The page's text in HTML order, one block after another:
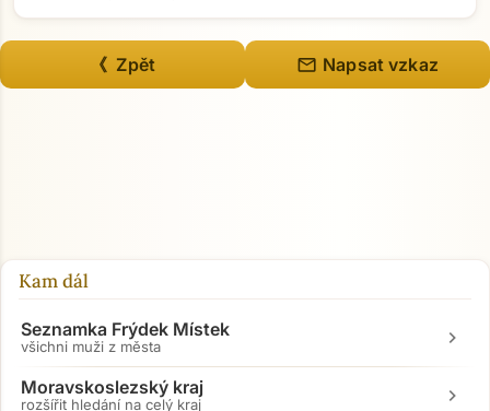
《 Zpět mail Napsat vzkaz
Kam dál
Seznamka Frýdek Místek
všichni muži z města chevron_right
Moravskoslezský kraj
rozšířit hledání na celý kraj chevron_right